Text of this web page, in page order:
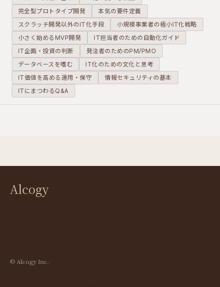
近道に見え
て、実は大
きなリスク
を抱え込む
選択になり
ます。
ませる。そ
の結果が
「プロトタ
イプは机上
の空論に過
ぎない」と
いう誤った
評価を生み
す。
ます。良か
れと思って
積み上げた
せる原因に
なります。
完全型プロトタイプ開発
本気の要件定義
スクラッチ開発以外のIT化手段
小規模事業者の極小IT化戦略
小さく始めるMVP開発
IT担当者のための自動化ガイド
IT企画・投資の判断
発注者のためのPM/PMO
データベースを嗜む
IT化のための文化と思考
IT価値を高める運用・保守
情報セキュリティの基本
ITにまつわるQ&A
Alcogy
© Alcogy Inc.